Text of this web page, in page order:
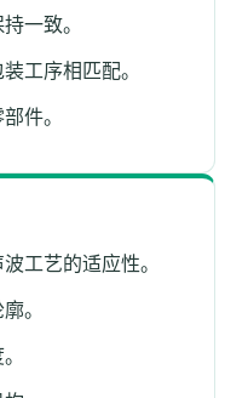
一致。
工序相匹配。
件。
工艺的适应性。
。